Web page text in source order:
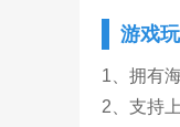
游戏玩
1、拥有
2、支持